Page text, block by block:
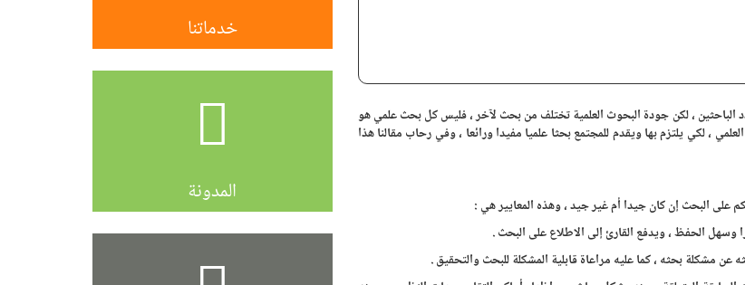
الباحثين ، لكن جودة البحوث العلمية تختلف من بحث لآخر ، فليس كل بحث علمي هو
، لكي يلتزم بها ويقدم للمجتمع بحثا علميا مفيدا ورائعا ، وفي رحاب مقالنا هذا
على البحث إن كان جيدا أم غير جيد ، وهذه المعايير هي :
وسهل الحفظ ، ويدفع القارئ إلى الاطلاع على البحث .
مشكلة بحثه ، كما عليه مراعاة قابلية المشكلة للبحث والتحقيق .
خدماتنا
المدونة